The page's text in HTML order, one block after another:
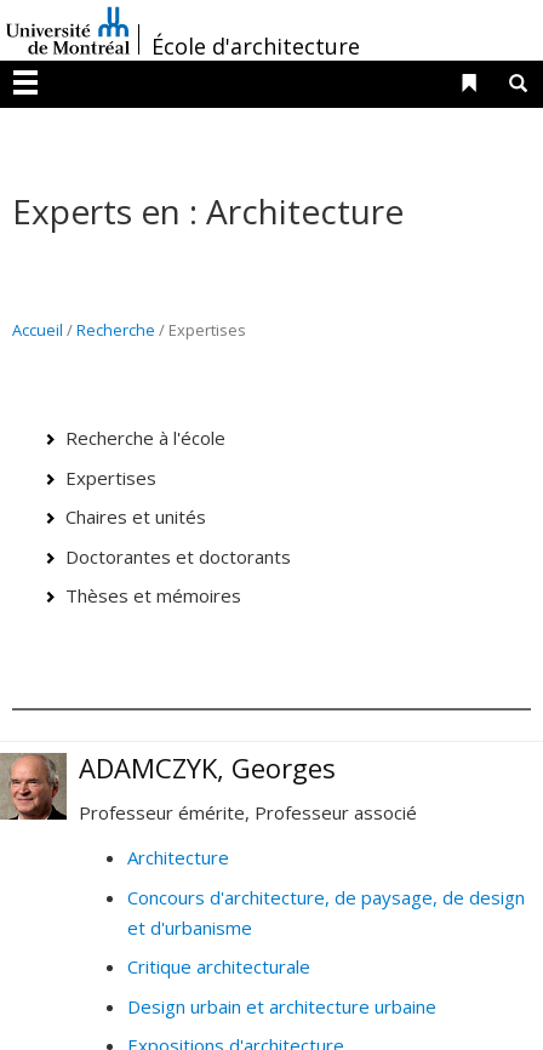
au
contenu
/École d'architecture
Menu
Liens
Experts en : Architecture
Accueil /Recherche / Expertises
Recherche à l'école
Expertises
Chaires et unités
Doctorantes et doctorants
Thèses et mémoires
ADAMCZYK, Georges
Professeur émérite, Professeur associé
Architecture
Concours d'architecture, de paysage, de design
et d'urbanisme
Critique architecturale
Design urbain et architecture urbaine
Expositions d'architecture